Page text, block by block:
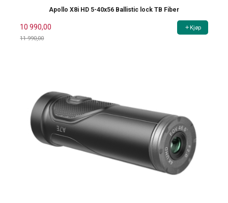
Apollo X8i HD 5-40x56 Ballistic lock TB Fiber
10 990,00
11 990,00
Kjøp